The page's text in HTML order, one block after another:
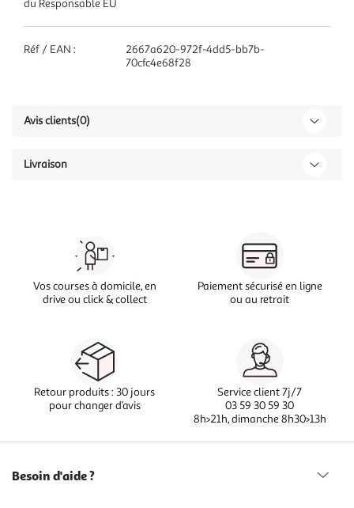
du Responsable EU
Réf / EAN :
2667a620-972f-4dd5-bb7b-
70cfc4e68f28
Avis clients(0)
Livraison
Vos courses à domicile, en
drive ou click & collect
Paiement sécurisé en ligne
ou au retrait
Retour produits : 30 jours
pour changer d’avis
Service client 7j/7
03 59 30 59 30
8h>21h, dimanche 8h30>13h
Besoin d'aide ?